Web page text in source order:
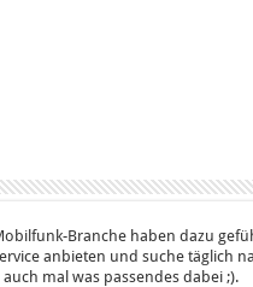
Branche haben dazu
anbieten und suche täglich
mal was passendes dabei ;).